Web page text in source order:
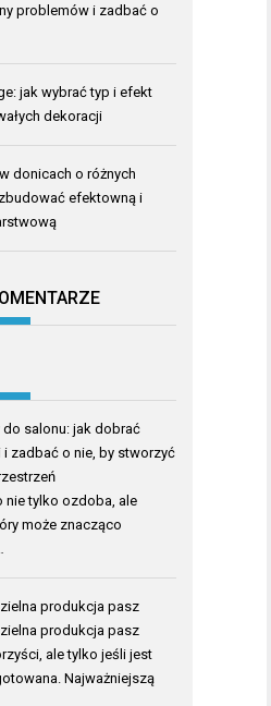
problemów i zadbać o
jak wybrać typ i efekt
dekoracji
donicach o różnych
efektowną i
do salonu: jak dobrać
i zadbać o nie, by stworzyć
nie tylko ozdoba, ale
może znacząco
produkcja pasz
produkcja pasz
ale tylko jeśli jest
Najważniejszą